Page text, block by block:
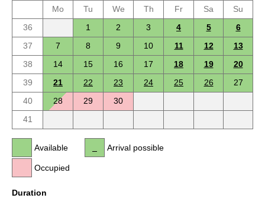
Mo
Tu We Th Fr Sa
Su
36
1 2 3 4 5
6
37
7 8 9 10 11 12
13
38
14 15 16 17 18 19
20
39
21 22 23 24 25 26
27
40
28 29
30
41
Available
Occupied
Arrival possible
Duration